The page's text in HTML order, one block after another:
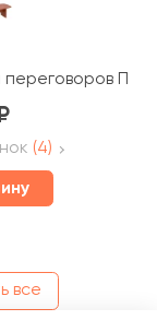
ПТ
(4)
все